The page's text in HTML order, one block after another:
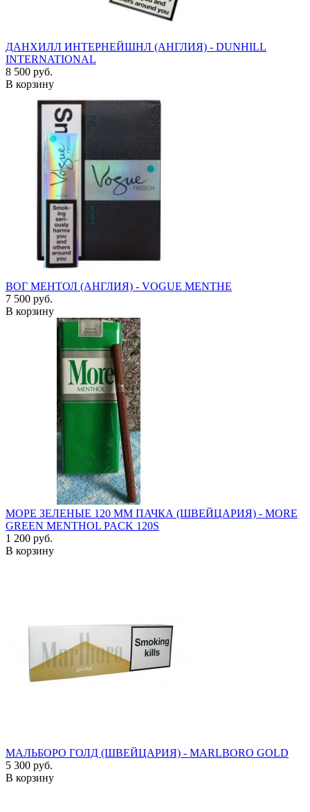
ДАНХИЛЛ ИНТЕРНЕЙШНЛ (АНГЛИЯ) - DUNHILL
INTERNATIONAL
8 500 руб.
В корзину
ВОГ МЕНТОЛ (АНГЛИЯ) - VOGUE MENTHE
7 500 руб.
В корзину
МОРЕ ЗЕЛЕНЫЕ 120 ММ ПАЧКА (ШВЕЙЦАРИЯ) - MORE
GREEN MENTHOL PACK 120S
1 200 руб.
В корзину
МАЛЬБОРО ГОЛД (ШВЕЙЦАРИЯ) - MARLBORO GOLD
5 300 руб.
В корзину